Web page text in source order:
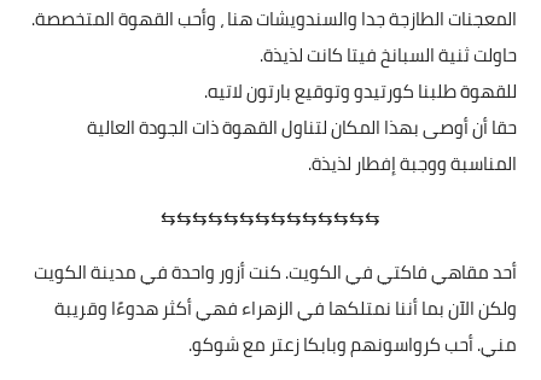
المعجنات الطازجة جدا والسندويشات هنا ، وأحب القهوة المتخصصة.
حاولت ثنية السبانخ فيتا كانت لذيذة.
للقهوة طلبنا كورتيدو وتوقيع بارتون لاتيه.
حقا أن أوصى بهذا المكان لتناول القهوة ذات الجودة العالية
المناسبة ووجبة إفطار لذيذة.
⇆⇆⇆⇆⇆⇆⇆⇆⇆⇆⇆⇆⇆⇆
أحد مقاهي فاكتي في الكويت. كنت أزور واحدة في مدينة الكويت
ولكن الآن بما أننا نمتلكها في الزهراء فهي أكثر هدوءًا وقريبة
مني. أحب كرواسونهم وبابكا زعتر مع شوكو.